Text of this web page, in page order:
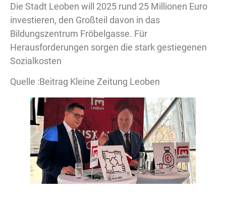
Die Stadt Leoben will 2025 rund 25 Millionen Euro
investieren, den Großteil davon in das
Bildungszentrum Fröbelgasse. Für
Herausforderungen sorgen die stark gestiegenen
Sozialkosten
Quelle :Beitrag Kleine Zeitung Leoben